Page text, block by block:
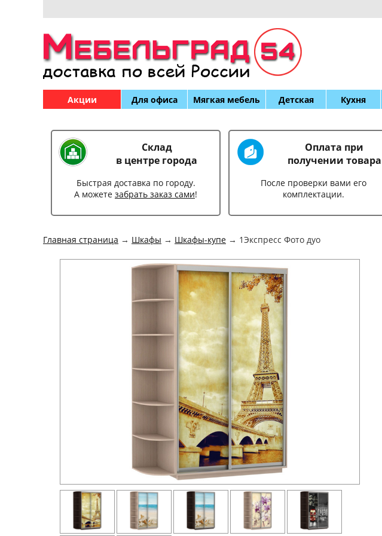
Акции Для офиса Мягкая мебель Детская Кухня
Склад
в центре города
Быстрая доставка по городу.
А можете забрать заказ сами!
Оплата при
получении товара
После проверки вами его
комплектации.
Главная страница → Шкафы → Шкафы-купе → 1Экспресс Фото дуо